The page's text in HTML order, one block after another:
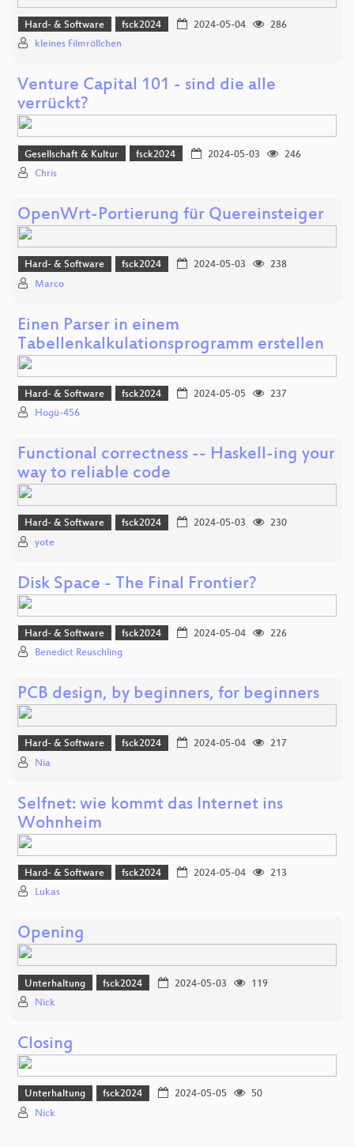
Hard- & Software fsck2024 2024-05-04
286
kleines Filmröllchen
Venture Capital 101 - sind die alle
verrückt?
Gesellschaft & Kultur fsck2024 2024-05-03
246
Chris
OpenWrt-Portierung für Quereinsteiger
Hard- & Software fsck2024 2024-05-03
238
Marco
Einen Parser in einem
Tabellenkalkulationsprogramm erstellen
Hard- & Software fsck2024 2024-05-05
237
Hogü-456
Functional correctness -- Haskell-ing your
way to reliable code
Hard- & Software fsck2024 2024-05-03
230
yote
Disk Space - The Final Frontier?
Hard- & Software fsck2024 2024-05-04
226
Benedict Reuschling
PCB design, by beginners, for beginners
Hard- & Software fsck2024 2024-05-04
217
Nia
Selfnet: wie kommt das Internet ins
Wohnheim
Hard- & Software fsck2024 2024-05-04
213
Lukas
Opening
Unterhaltung fsck2024 2024-05-03
119
Nick
Closing
Unterhaltung fsck2024 2024-05-05
50
Nick